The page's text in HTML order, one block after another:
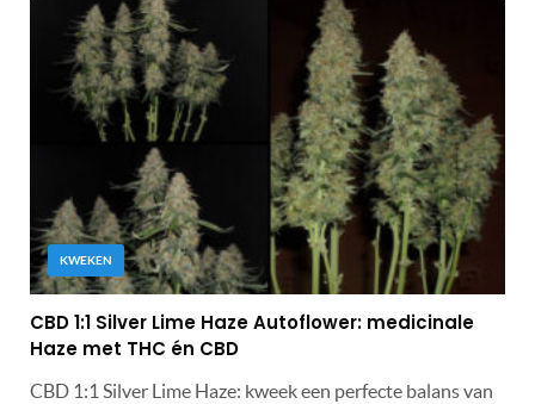
KWEKEN
CBD 1:1 Silver Lime Haze Autoflower: medicinale
Haze met THC én CBD
CBD 1:1 Silver Lime Haze: kweek een perfecte balans van